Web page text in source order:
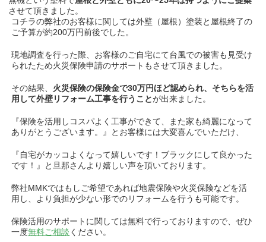
させて頂きました。
コチラの弊社のお客様に関しては外壁（屋根）塗装と屋根終了の
ご予算が約200万円前後でした。
現地調査を行った際、お客様のご自宅にて台風での被害も見受け
られたため火災保険申請のサポートもさせて頂きました。
その結果、 火災保険の保険金で30万円ほど認められ、そちらを活
用して外壁リフォーム工事を行うことが出来ました。
『保険を活用しコスパよく工事ができて、また家も綺麗になって
ありがとうございます。』とお客様には大変喜んでいただけ、
『自宅がカッコよくなって嬉しいです！ブラックにして良かった
です！』と旦那さんより嬉しい声を頂いております。
弊社MMKではもしご希望であれば地震保険や火災保険などを活
用し、より負担が少ない形でのリフォームを行うも可能です。
保険活用のサポートに関しては無料で行っておりますので、ぜひ
一度無料ご相談 ください。